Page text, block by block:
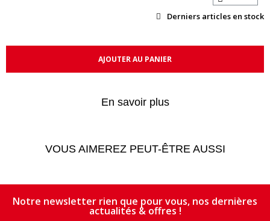
Derniers articles en stock
AJOUTER AU PANIER
En savoir plus
VOUS AIMEREZ PEUT-ÊTRE AUSSI
Notre newsletter rien que pour vous, nos dernières
actualités & offres !